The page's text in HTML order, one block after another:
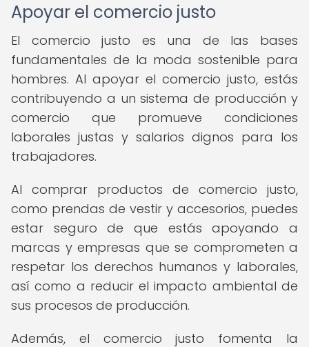
Apoyar el comercio justo
El comercio justo es una de las bases
fundamentales de la moda sostenible para
hombres. Al apoyar el comercio justo, estás
contribuyendo a un sistema de producción y
comercio que promueve condiciones
laborales justas y salarios dignos para los
trabajadores.
Al comprar productos de comercio justo,
como prendas de vestir y accesorios, puedes
estar seguro de que estás apoyando a
marcas y empresas que se comprometen a
respetar los derechos humanos y laborales,
así como a reducir el impacto ambiental de
sus procesos de producción.
Además, el comercio justo fomenta la